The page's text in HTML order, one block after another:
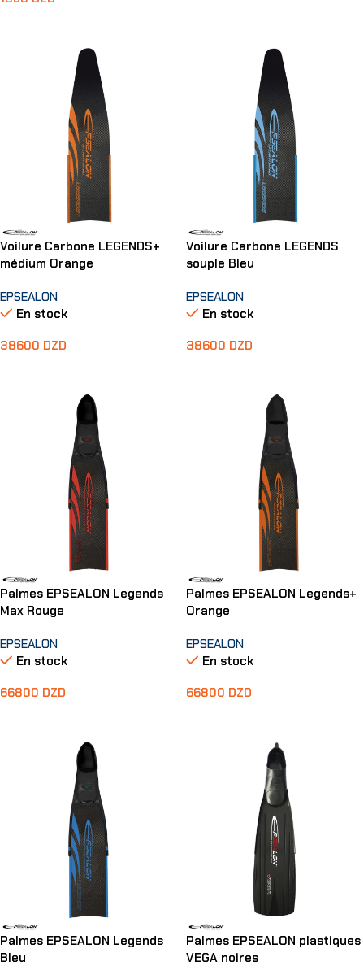
Voilure Carbone LEGENDS+
médium Orange
EPSEALON
En stock
38600 DZD
Voilure Carbone LEGENDS
souple Bleu
EPSEALON
En stock
38600 DZD
Palmes EPSEALON Legends
Max Rouge
EPSEALON
En stock
66800 DZD
Palmes EPSEALON Legends+
Orange
EPSEALON
En stock
66800 DZD
Palmes EPSEALON Legends
Bleu
Palmes EPSEALON plastiques
VEGA noires